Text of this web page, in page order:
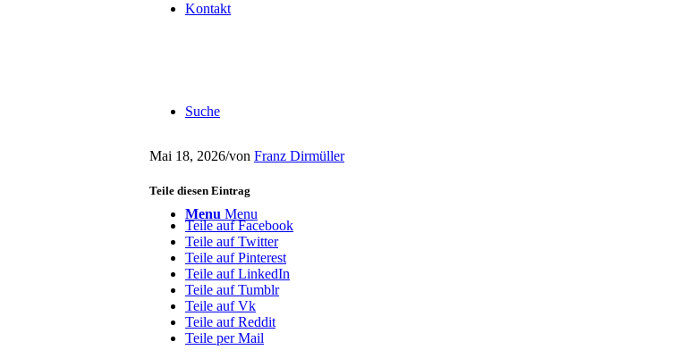
Kontakt
Suche
Menu Menu
Mai 18, 2026/von Franz Dirmüller
Teile diesen Eintrag
Teile auf Facebook
Teile auf Twitter
Teile auf Pinterest
Teile auf LinkedIn
Teile auf Tumblr
Teile auf Vk
Teile auf Reddit
Teile per Mail